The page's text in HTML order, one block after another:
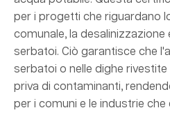
per i progetti che riguardano
comunale, la desalinizzazione
serbatoi. Ciò garantisce che
serbatoi o nelle dighe rivestite
priva di contaminanti,
per i comuni e le industrie che